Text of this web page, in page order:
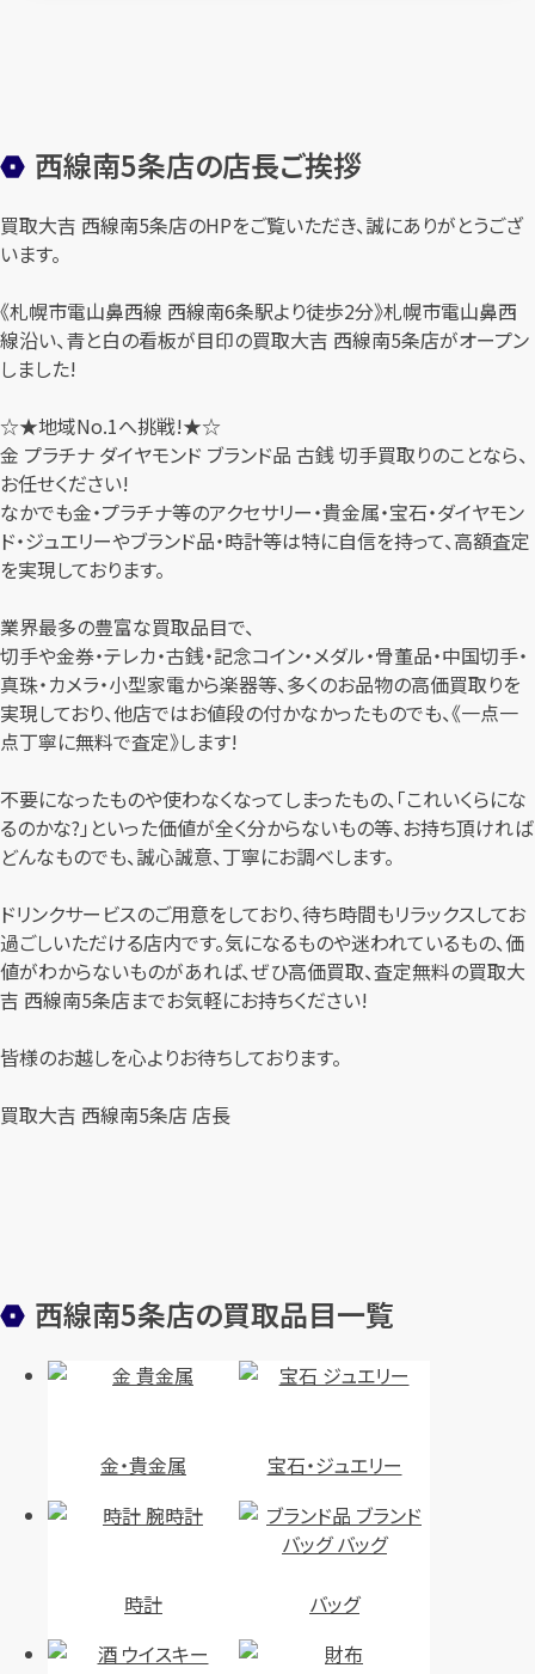
西線南5条店の店長ご挨拶
買取大吉 西線南5条店のHPをご覧いただき、誠にありがとうござ
います。
《札幌市電山鼻西線 西線南6条駅より徒歩2分》札幌市電山鼻西
線沿い、青と白の看板が目印の買取大吉 西線南5条店がオープン
しました!
☆★地域No.1へ挑戦!★☆
金 プラチナ ダイヤモンド ブランド品 古銭 切手買取りのことなら、
お任せください!
なかでも金・プラチナ等のアクセサリー・貴金属・宝石・ダイヤモン
ド・ジュエリーやブランド品・時計等は特に自信を持って、高額査定
を実現しております。
業界最多の豊富な買取品目で、
切手や金券・テレカ・古銭・記念コイン・メダル・骨董品・中国切手・
真珠・カメラ・小型家電から楽器等、多くのお品物の高価買取りを
実現しており、他店ではお値段の付かなかったものでも、《一点一
点丁寧に無料で査定》します!
不要になったものや使わなくなってしまったもの、「これいくらにな
るのかな?」といった価値が全く分からないもの等、お持ち頂ければ
どんなものでも、誠心誠意、丁寧にお調べします。
ドリンクサービスのご用意をしており、待ち時間もリラックスしてお
過ごしいただける店内です。気になるものや迷われているもの、価
値がわからないものがあれば、ぜひ高価買取、査定無料の買取大
吉 西線南5条店までお気軽にお持ちください!
皆様のお越しを心よりお待ちしております。
買取大吉 西線南5条店 店長
西線南5条店の買取品目一覧
金・貴金属 宝石・ジュエリー
時計 バッグ